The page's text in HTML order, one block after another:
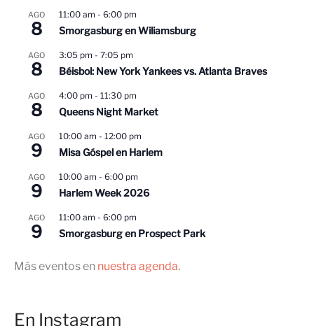
AGO
8
11:00 am - 6:00 pm
Smorgasburg en Wiliamsburg
AGO
8
3:05 pm - 7:05 pm
Béisbol: New York Yankees vs. Atlanta Braves
AGO
8
4:00 pm - 11:30 pm
Queens Night Market
AGO
9
10:00 am - 12:00 pm
Misa Góspel en Harlem
AGO
9
10:00 am - 6:00 pm
Harlem Week 2026
AGO
9
11:00 am - 6:00 pm
Smorgasburg en Prospect Park
Más eventos en nuestra agenda.
En Instagram